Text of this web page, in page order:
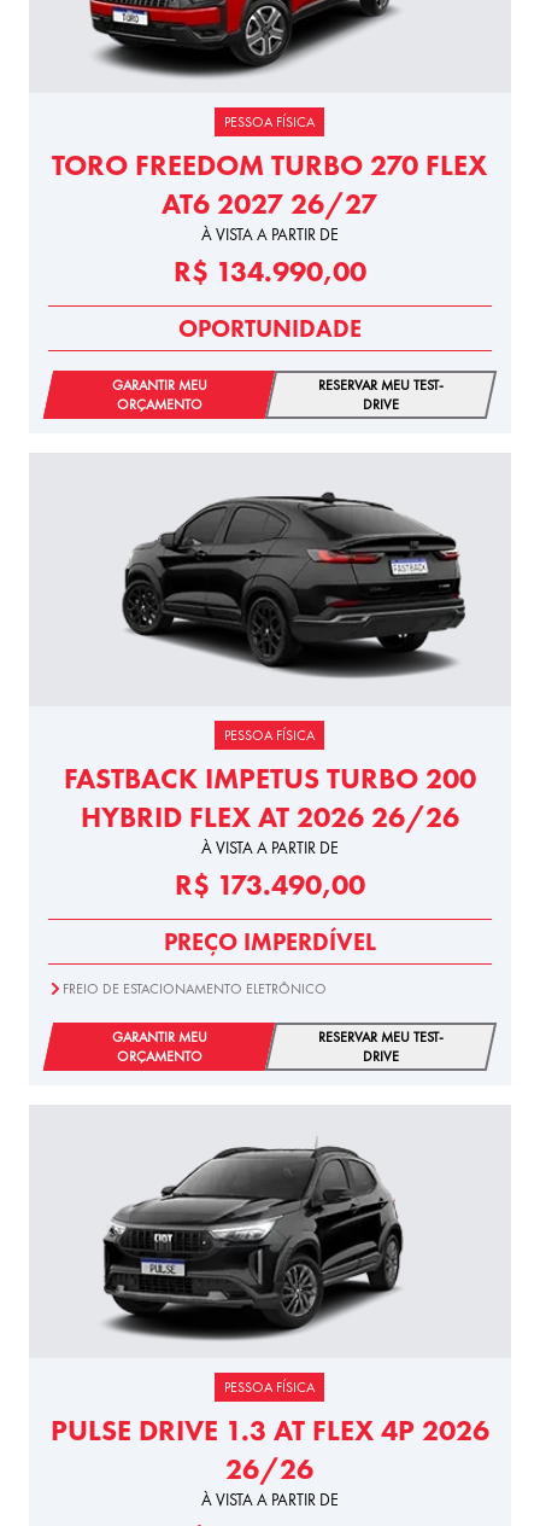
PESSOA FÍSICA
TORO FREEDOM TURBO 270 FLEX
AT6 2027 26/27
À VISTA A PARTIR DE
R$ 134.990,00
OPORTUNIDADE
GARANTIR MEU
ORÇAMENTO
RESERVAR MEU TEST-
DRIVE
PESSOA FÍSICA
FASTBACK IMPETUS TURBO 200
HYBRID FLEX AT 2026 26/26
À VISTA A PARTIR DE
R$ 173.490,00
PREÇO IMPERDÍVEL
FREIO DE ESTACIONAMENTO ELETRÔNICO
GARANTIR MEU
ORÇAMENTO
RESERVAR MEU TEST-
DRIVE
PESSOA FÍSICA
PULSE DRIVE 1.3 AT FLEX 4P 2026
26/26
À VISTA A PARTIR DE